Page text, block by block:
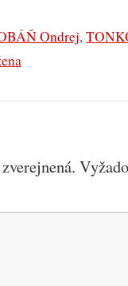
Ondrej,